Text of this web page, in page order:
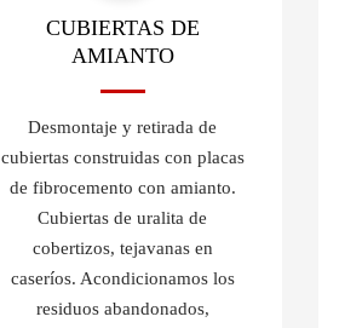
CUBIERTAS DE
AMIANTO
Desmontaje y retirada de
cubiertas construidas con placas
de fibrocemento con amianto.
Cubiertas de uralita de
cobertizos, tejavanas en
caseríos. Acondicionamos los
residuos abandonados,